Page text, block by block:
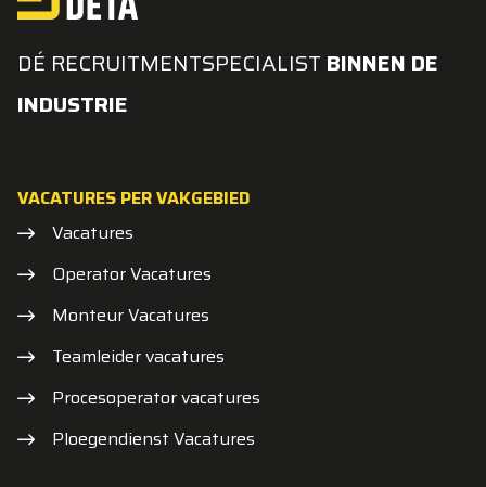
DÉ RECRUITMENTSPECIALIST BINNEN DE
INDUSTRIE
VACATURES PER VAKGEBIED
Vacatures
Operator Vacatures
Monteur Vacatures
Teamleider vacatures
Procesoperator vacatures
Ploegendienst Vacatures